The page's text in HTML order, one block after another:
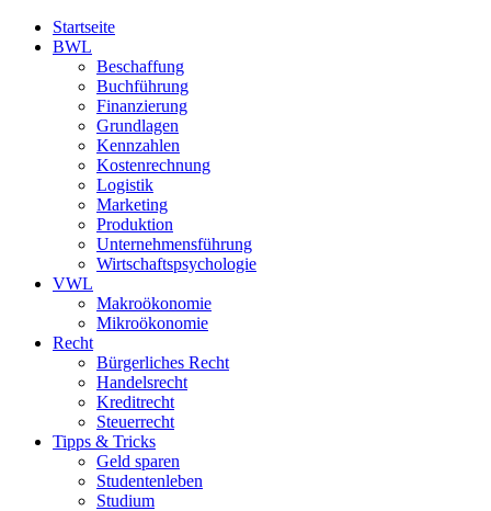
Startseite
BWL
Beschaffung
Buchführung
Finanzierung
Grundlagen
Kennzahlen
Kostenrechnung
Logistik
Marketing
Produktion
Unternehmensführung
Wirtschaftspsychologie
VWL
Makroökonomie
Mikroökonomie
Recht
Bürgerliches Recht
Handelsrecht
Kreditrecht
Steuerrecht
Tipps & Tricks
Geld sparen
Studentenleben
Studium